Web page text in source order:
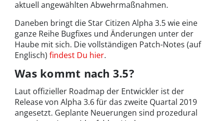
aktuell angewählten Abwehrmaßnahmen.
Daneben bringt die Star Citizen Alpha 3.5 wie eine
ganze Reihe Bugfixes und Änderungen unter der
Haube mit sich. Die vollständigen Patch-Notes (auf
Englisch) findest Du hier.
Was kommt nach 3.5?
Laut offizieller Roadmap der Entwickler ist der
Release von Alpha 3.6 für das zweite Quartal 2019
angesetzt. Geplante Neuerungen sind prozedural